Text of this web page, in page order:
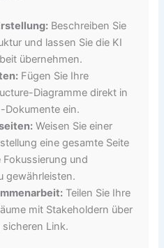
Beschreiben Sie
und lassen Sie die KI
übernehmen.
Fügen Sie Ihre
Diagramme direkt in
Dokumente ein.
Weisen Sie einer
eine gesamte Seite
Fokussierung und
gewährleisten.
Teilen Sie Ihre
mit Stakeholdern über
Link.